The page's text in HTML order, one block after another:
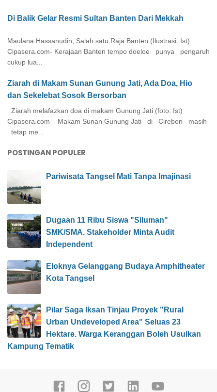
Di Balik Gelar Resmi Sultan Banten Dari Mekkah
Maulana Hassanudin, Salah satu Raja Banten (Ilustrasi: Ist)
Cipasera.com- Kerajaan Banten tempo doeloe punya pengaruh
cukup lua...
Ziarah di Makam Sunan Gunung Jati, Ada Doa, Hio
dan Sekelebat Sosok Bersorban
Ziarah melafazkan doa di makam Gunung Jati (foto: Ist)
Cipasera.com – Makam Sunan Gunung Jati di Cirebon masih
tetap me...
POSTINGAN POPULER
Pariwisata Tangsel Mati Tanpa Imajinasi
Dugaan 11 Ribu Siswa "Siluman"
SMK/SMA. Stakeholder Minta Audit
Independent
Eloknya Gelanggang Budaya Amphitheater
Kota Tangsel
Pilar Saga Iksan Tinjau Proyek "Rural
Urban Undeveloped Area" Seluas 23
Hektare. Warga Keranggan Boleh Usulkan
Kampung Tematik